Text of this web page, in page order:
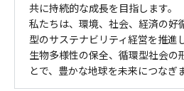
共に持続的な成長を目指します。
私たちは、環境、社会、経済の好
型のサステナビリティ経営を推進
生物多様性の保全、循環型社会の
とで、豊かな地球を未来につなぎ